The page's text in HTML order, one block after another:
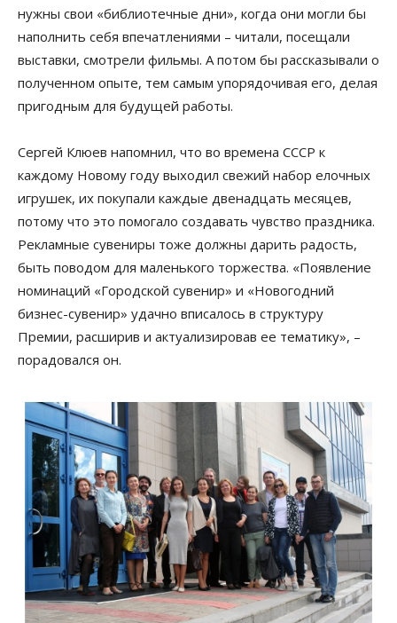
нужны свои «библиотечные дни», когда они могли бы
наполнить себя впечатлениями – читали, посещали
выставки, смотрели фильмы. А потом бы рассказывали о
полученном опыте, тем самым упорядочивая его, делая
пригодным для будущей работы.
Сергей Клюев напомнил, что во времена СССР к
каждому Новому году выходил свежий набор елочных
игрушек, их покупали каждые двенадцать месяцев,
потому что это помогало создавать чувство праздника.
Рекламные сувениры тоже должны дарить радость,
быть поводом для маленького торжества. «Появление
номинаций «Городской сувенир» и «Новогодний
бизнес-сувенир» удачно вписалось в структуру
Премии, расширив и актуализировав ее тематику», –
порадовался он.